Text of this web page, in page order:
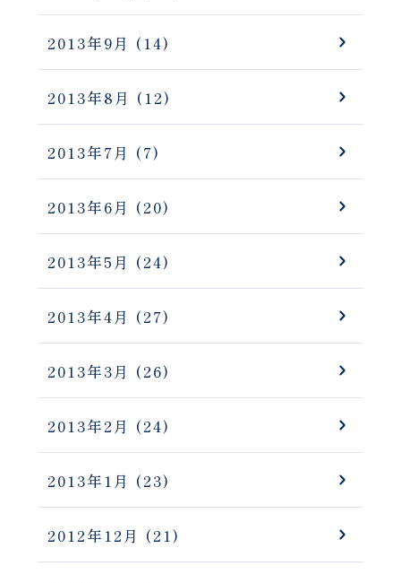
2013年9月 (14)
2013年8月 (12)
2013年7月 (7)
2013年6月 (20)
2013年5月 (24)
2013年4月 (27)
2013年3月 (26)
2013年2月 (24)
2013年1月 (23)
2012年12月 (21)